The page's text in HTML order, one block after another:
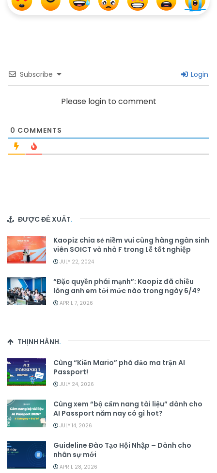
Subscribe Login
Please login to comment
0 COMMENTS
ĐƯỢC ĐỀ XUẤT.
Kaopiz chia sẻ niềm vui cùng hàng ngàn sinh
viên SOICT và nhà F trong Lễ tốt nghiệp
JULY 22, 2024
“Đặc quyền phái mạnh”: Kaopiz đã chiều
lòng anh em tới mức nào trong ngày 6/4?
APRIL 7, 2026
THỊNH HÀNH.
Cùng “Kiến Mario” phá đảo ma trận AI
Passport!
JULY 24, 2026
Cùng xem “bộ cẩm nang tài liệu” dành cho
AI Passport năm nay có gì hot?
JULY 14, 2026
Guideline Đào Tạo Hội Nhập – Dành cho
nhân sự mới
APRIL 28, 2026